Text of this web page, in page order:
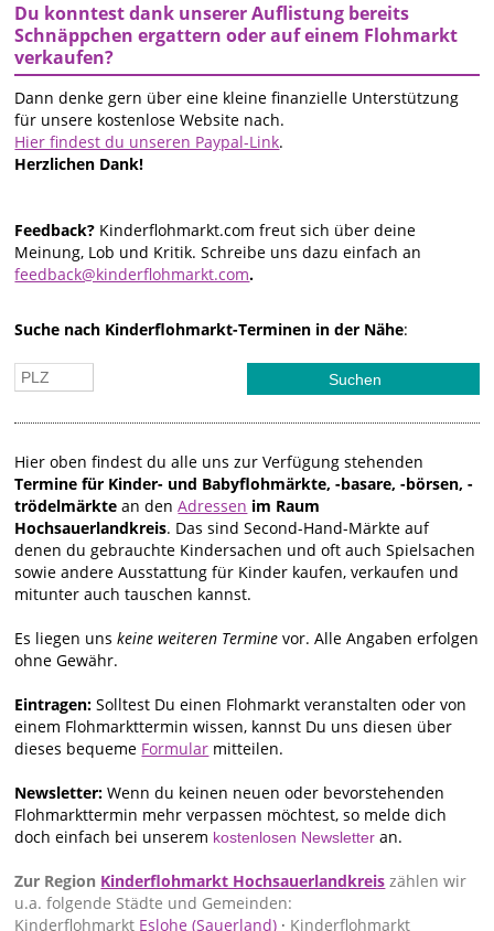
Du konntest dank unserer Auflistung bereits
Schnäppchen ergattern oder auf einem Flohmarkt
verkaufen?
Dann denke gern über eine kleine finanzielle Unterstützung
für unsere kostenlose Website nach.
Hier findest du unseren Paypal-Link.
Herzlichen Dank!
Feedback? Kinderflohmarkt.com freut sich über deine
Meinung, Lob und Kritik. Schreibe uns dazu einfach an
feedback@kinderflohmarkt.com.
Suche nach Kinderflohmarkt-Terminen in der Nähe:
Hier oben findest du alle uns zur Verfügung stehenden
Termine für Kinder- und Babyflohmärkte, -basare, -börsen, -
trödelmärkte an denAdressen im Raum
Hochsauerlandkreis. Das sind Second-Hand-Märkte auf
denen du gebrauchte Kindersachen und oft auch Spielsachen
sowie andere Ausstattung für Kinder kaufen, verkaufen und
mitunter auch tauschen kannst.
Es liegen unskeine weiteren Termine vor. Alle Angaben erfolgen
ohne Gewähr.
Eintragen:Solltest Du einen Flohmarkt veranstalten oder von
einem Flohmarkttermin wissen, kannst Du uns diesen über
dieses bequeme Formular mitteilen.
Newsletter: Wenn du keinen neuen oder bevorstehenden
Flohmarkttermin mehr verpassen möchtest, so melde dich
doch einfach bei unserem kostenlosen Newsletter an.
Zur Region Kinderflohmarkt Hochsauerlandkreis zählen wir
u.a. folgende Städte und Gemeinden:
Kinderflohmarkt Eslohe (Sauerland) · Kinderflohmarkt